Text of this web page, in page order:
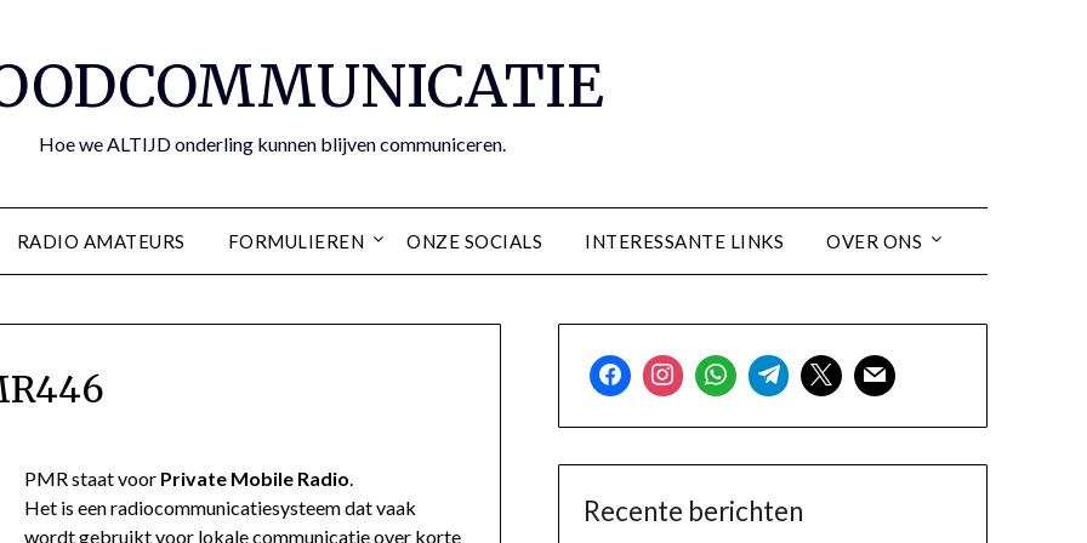
Hoe we ALTIJD onderling kunnen blijven communiceren.
RADIO AMATEURS FORMULIEREN ONZE SOCIALS INTERESSANTE LINKS OVER ONS
PMR staat voor Private Mobile Radio.
Het is een radiocommunicatiesysteem dat vaak
wordt gebruikt voor lokale communicatie over korte
Recente berichten